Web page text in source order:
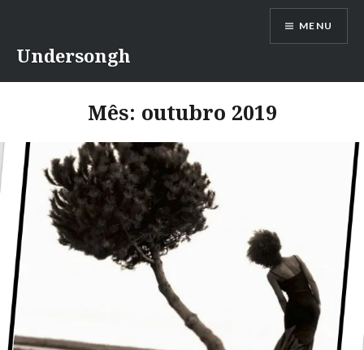
conteúdo
Undersongh
MENU
Mês: outubro 2019